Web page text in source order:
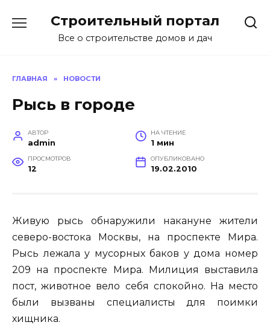
содержанию
Строительный портал
Все о строительстве домов и дач
ГЛАВНАЯ » НОВОСТИ
Рысь в городе
АВТОР
admin
НА ЧТЕНИЕ
1 мин
ПРОСМОТРОВ
12
ОПУБЛИКОВАНО
19.02.2010
Живую рысь обнаружили накануне жители
северо-востока Москвы, на проспекте Мира.
Рысь лежала у мусорных баков у дома номер
209 на проспекте Мира. Милиция выставила
пост, животное вело себя спокойно. На место
были вызваны специалисты для поимки
хищника.